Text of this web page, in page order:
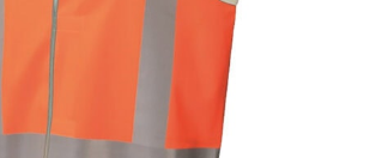
tin chi tiết đồng phục
khí hiện đại, tiện dụng
nhân cơ khí mẫu 03 được thiết kế
với chất liệu vải kaki cao cấp bền